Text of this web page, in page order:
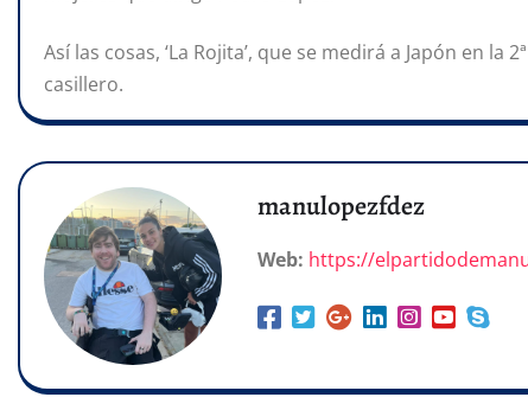
Así las cosas, ‘La Rojita’, que se medirá a Japón en
casillero.
manulopezfdez
Web: https://